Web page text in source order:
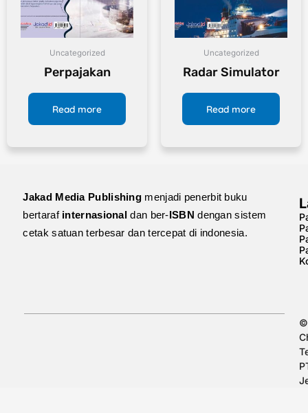
Uncategorized
Perpajakan
Read more
Uncategorized
Radar Simulator
Read more
Jakad Media Publishing menjadi penerbit buku
bertaraf internasional dan ber-ISBN dengan sistem
cetak satuan terbesar dan tercepat di indonesia.